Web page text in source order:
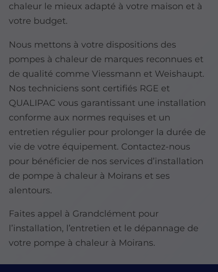
chaleur le mieux adapté à votre maison et à
votre budget.
Nous mettons à votre dispositions des
pompes à chaleur de marques reconnues et
de qualité comme Viessmann et Weishaupt.
Nos techniciens sont certifiés RGE et
QUALIPAC vous garantissant une installation
conforme aux normes requises et un
entretien régulier pour prolonger la durée de
vie de votre équipement. Contactez-nous
pour bénéficier de nos services d’installation
de pompe à chaleur à Moirans et ses
alentours.
Faites appel à Grandclément pour
l’installation, l’entretien et le dépannage de
votre pompe à chaleur à Moirans.